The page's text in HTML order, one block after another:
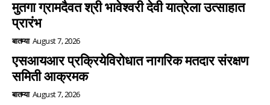
मुतगा ग्रामदैवत श्री भावेश्वरी देवी यात्रेला उत्साहात
प्रारंभ
बातम्या August 7, 2026
एसआयआर प्रक्रियेविरोधात नागरिक मतदार संरक्षण
समिती आक्रमक
बातम्या August 7, 2026